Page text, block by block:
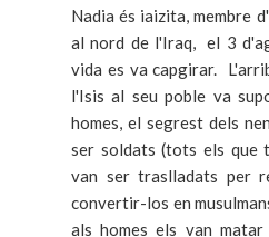
Nadia és iaizita, membre
al nord de l'Iraq, el 3
vida es va capgirar.
l'Isis al seu poble va
homes, el segrest dels
ser soldats (tots els que
van ser traslladats per
convertir-los en
als homes els van